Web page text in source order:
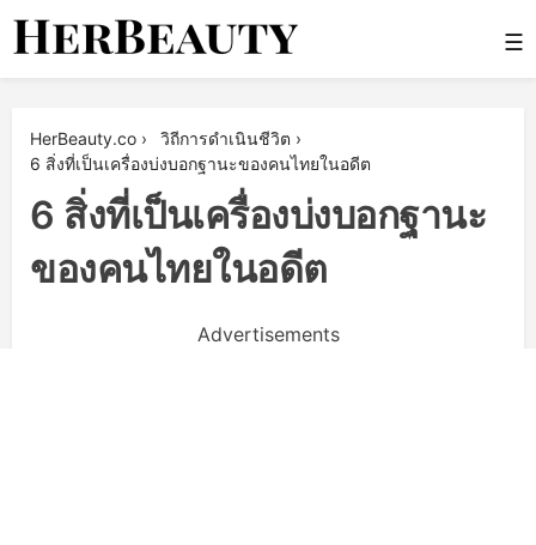
Skip
☰
HerBeauty.co › วิถีการดำเนินชีวิต ›
6 สิ่งที่เป็นเครื่องบ่งบอกฐานะของคนไทยในอดีต
6 สิ่งที่เป็นเครื่องบ่งบอกฐานะ
ของคนไทยในอดีต
Advertisements